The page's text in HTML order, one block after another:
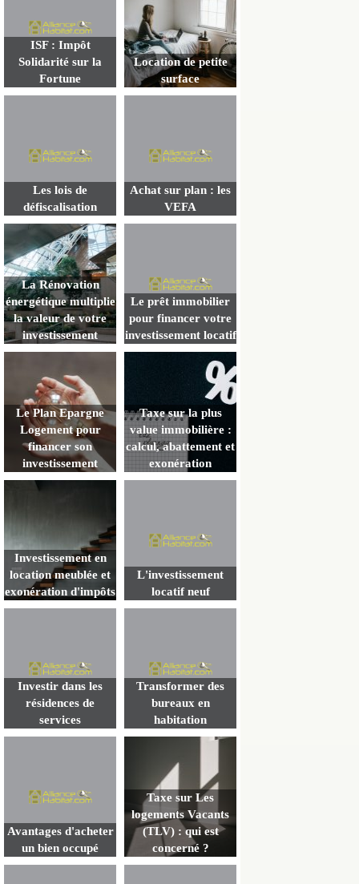
ISF : Impôt
Solidarité sur la
Fortune
Location de petite
surface
Les lois de
défiscalisation
Achat sur plan : les
VEFA
La Rénovation
énergétique multiplie
la valeur de votre
investissement
Le prêt immobilier
pour financer votre
investissement locatif
Le Plan Epargne
Logement pour
financer son
investissement
Taxe sur la plus
value immobilière :
calcul, abattement et
exonération
Investissement en
location meublée et
exonération d'impôts
L'investissement
locatif neuf
Investir dans les
résidences de
services
Transformer des
bureaux en
habitation
Avantages d'acheter
un bien occupé
Taxe sur Les
logements Vacants
(TLV) : qui est
concerné ?